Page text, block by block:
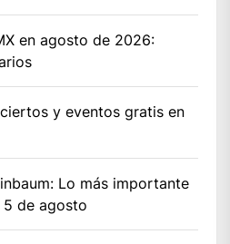
en agosto de 2026:
y eventos gratis en
Lo más importante
de agosto